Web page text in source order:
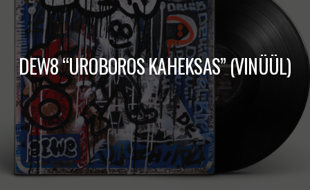
DEW8 “UROBOROS KAHEKSAS” (VINÜÜL)